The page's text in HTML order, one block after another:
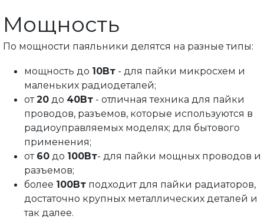
Мощность
По мощности паяльники делятся на разные типы:
мощность до 10Вт - для пайки микросхем и
маленьких радиодеталей;
от20 до 40Вт - отличная техника для пайки
проводов, разъемов, которые используются в
радиоуправляемых моделях; для бытового
применения;
от 60 до 100Вт- для пайки мощных проводов и
разъемов;
более 100Вт подходит для пайки радиаторов,
достаточно крупных металлических деталей и
так далее.